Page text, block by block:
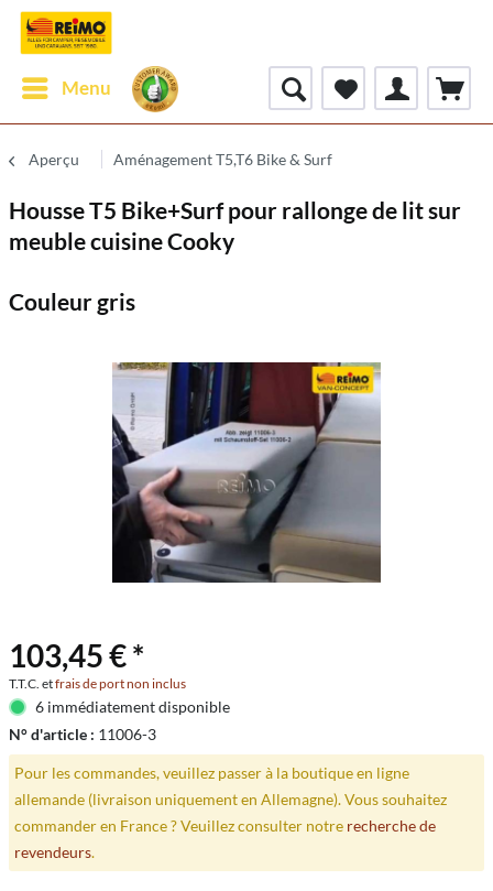
Menu
Aperçu Aménagement T5,T6 Bike & Surf
Housse T5 Bike+Surf pour rallonge de lit sur
meuble cuisine Cooky
Couleur gris
103,45 € *
T.T.C. etfrais de port non inclus
6 immédiatement disponible
N° d'article : 11006-3
Pour les commandes, veuillez passer à la boutique en ligne
allemande (livraison uniquement en Allemagne). Vous souhaitez
commander en France ? Veuillez consulter notre recherche de
revendeurs.